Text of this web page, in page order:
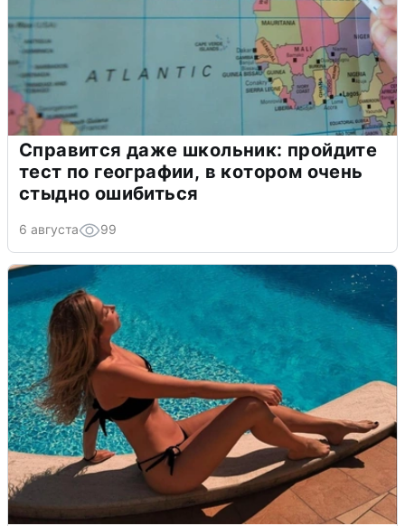
Справится даже школьник: пройдите
тест по географии, в котором очень
стыдно ошибиться
6 августа 99